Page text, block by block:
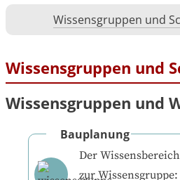
Wissensgruppen und
Wissensgruppen und
Wissensgruppen und
Bauplanung
Der
zur Wissensgruppe: